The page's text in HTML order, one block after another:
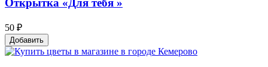
Открытка «Для тебя »
50 ₽
Добавить